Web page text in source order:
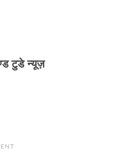
टुडे न्यूज़